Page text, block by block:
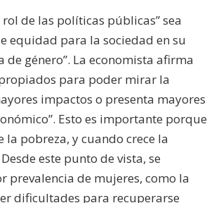
de las políticas públicas” sea
equidad para la sociedad en su
género”. La economista afirma
para poder mirar la
impactos o presenta mayores
Esto es importante porque
la pobreza, y cuando crece la
Desde este punto de vista, se
prevalencia de mujeres, como la
dificultades para recuperarse